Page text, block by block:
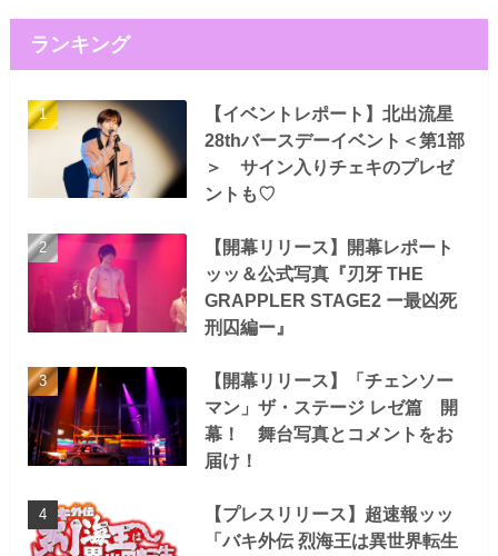
ランキング
【イベントレポート】北出流星
28thバースデーイベント＜第1部
＞ サイン入りチェキのプレゼ
ントも♡
【開幕リリース】開幕レポート
ッッ＆公式写真『刃牙 THE
GRAPPLER STAGE2 ー最凶死
刑囚編ー』
【開幕リリース】「チェンソー
マン」ザ・ステージ レゼ篇 開
幕！ 舞台写真とコメントをお
届け！
【プレスリリース】超速報ッッ
「バキ外伝 烈海王は異世界転生